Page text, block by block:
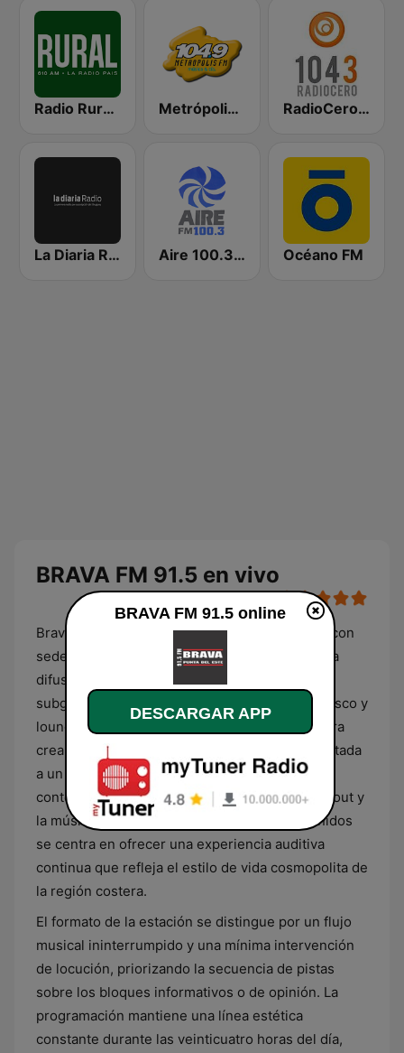
Radio Rural 610 AM Metrópolis 104.9 FM RadioCero 104.3
La Diaria Radio Aire 100.3 FM Océano FM
BRAVA FM 91.5 en vivo
Brava FM 91.5 es una emisora radial uruguaya con
sede en Punta del Este que se especializa en la
difusión de música electrónica, abarcando
subgéneros como el house, deep house, nu-disco y
lounge. Su propuesta sonora está diseñada para
crear una atmósfera sofisticada y rítmica, orientada
a un público que busca tendencias musicales
contemporáneas dentro del espectro del chill-out y
la música de club. La curaduría de sus contenidos
se centra en ofrecer una experiencia auditiva
continua que refleja el estilo de vida cosmopolita de
la región costera.
El formato de la estación se distingue por un flujo
musical ininterrumpido y una mínima intervención
de locución, priorizando la secuencia de pistas
sobre los bloques informativos o de opinión. La
programación mantiene una línea estética
constante durante las veinticuatro horas del día,
BRAVA FM 91.5 online
DESCARGAR APP